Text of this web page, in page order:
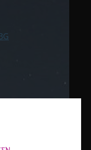
© 2021 Organic
by